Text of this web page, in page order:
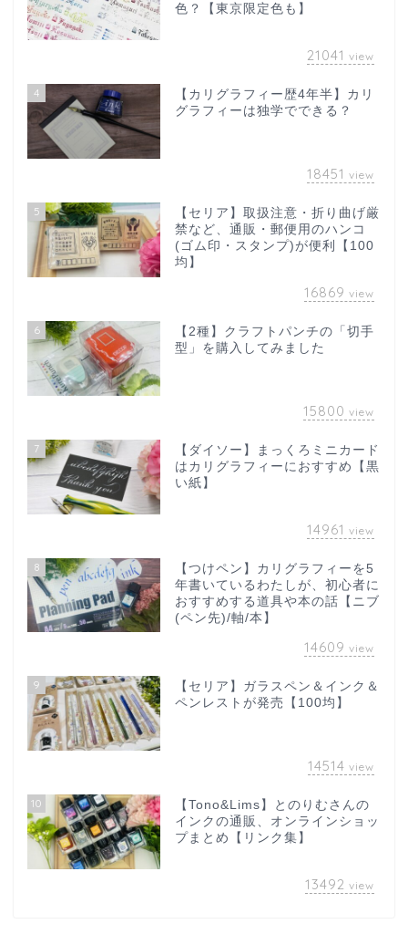
色？【東京限定色も】
21041 view
4
【カリグラフィー歴4年半】カリ
グラフィーは独学でできる？
18451 view
5
【セリア】取扱注意・折り曲げ厳
禁など、通販・郵便用のハンコ
(ゴム印・スタンプ)が便利【100
均】
16869 view
6
【2種】クラフトパンチの「切手
型」を購入してみました
15800 view
7
【ダイソー】まっくろミニカード
はカリグラフィーにおすすめ【黒
い紙】
14961 view
8
【つけペン】カリグラフィーを5
年書いているわたしが、初心者に
おすすめする道具や本の話【ニブ
(ペン先)/軸/本】
14609 view
9
【セリア】ガラスペン＆インク＆
ペンレストが発売【100均】
14514 view
10
【Tono&Lims】とのりむさんの
インクの通販、オンラインショッ
プまとめ【リンク集】
13492 view